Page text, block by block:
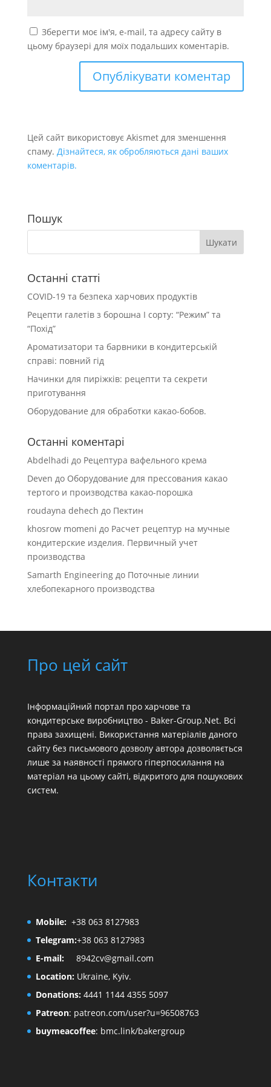
Зберегти моє ім'я, e-mail, та адресу сайту в
цьому браузері для моїх подальших коментарів.
Цей сайт використовує Akismet для зменшення
спаму. Дізнайтеся, як обробляються дані ваших
коментарів.
Пошук
Останні статті
COVID-19 та безпека харчових продуктів
Рецепти галетів з борошна І сорту: “Режим” та
“Похід”
Ароматизатори та барвники в кондитерській
справі: повний гід
Начинки для пиріжків: рецепти та секрети
приготування
Оборудование для обработки какао-бобов.
Останні коментарі
Abdelhadi до Рецептура вафельного крема
Deven до Оборудование для прессования какао
тертого и производства какао-порошка
roudayna dehech до Пектин
khosrow momeni до Расчет рецептур на мучные
кондитерские изделия. Первичный учет
производства
Samarth Engineeringдо Поточные линии
хлебопекарного производства
Про цей сайт
Інформаційний портал про харчове та
кондитерське виробництво - Baker-Group.Net. Всі
права захищені. Використання матеріалів даного
сайту без письмового дозволу автора дозволяється
лише за наявності прямого гіперпосилання на
матеріал на цьому сайті, відкритого для пошукових
систем.
Контакти
Mobile: +38 063 8127983
Telegram:+38 063 8127983
E-mail:
8942cv@gmail.com
Location:Ukraine, Kyiv.
Donations:4441 1144 4355 5097
Patreon: patreon.com/user?u=96508763
buymeacoffee: bmc.link/bakergroup